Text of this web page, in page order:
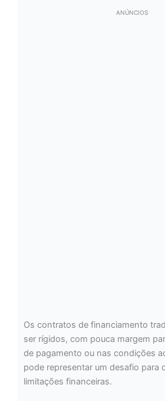
ANÚNCIOS
Os contratos de financiamento
ser rígidos, com pouca margem
de pagamento ou nas condições
pode representar um desafio para
limitações financeiras.